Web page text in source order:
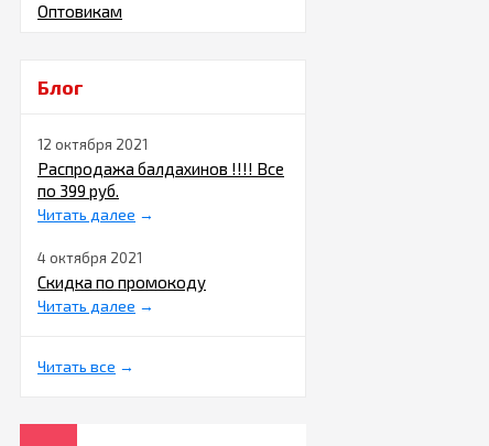
Оптовикам
Блог
12 октября 2021
Распродажа балдахинов !!!! Все
по 399 руб.
Читать далее →
4 октября 2021
Скидка по промокоду
Читать далее →
Читать все →